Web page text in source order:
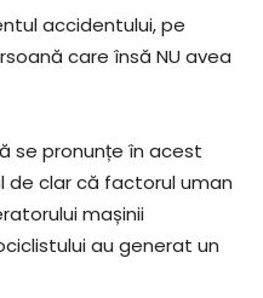
accidentului, pe
care însă NU avea
se pronunțe în acest
de clar că factorul uman
mașinii
au generat un